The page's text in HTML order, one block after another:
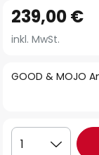
Anfang
der
springen
GOOD & MOJO
239,00 €
inkl. MwSt.
1